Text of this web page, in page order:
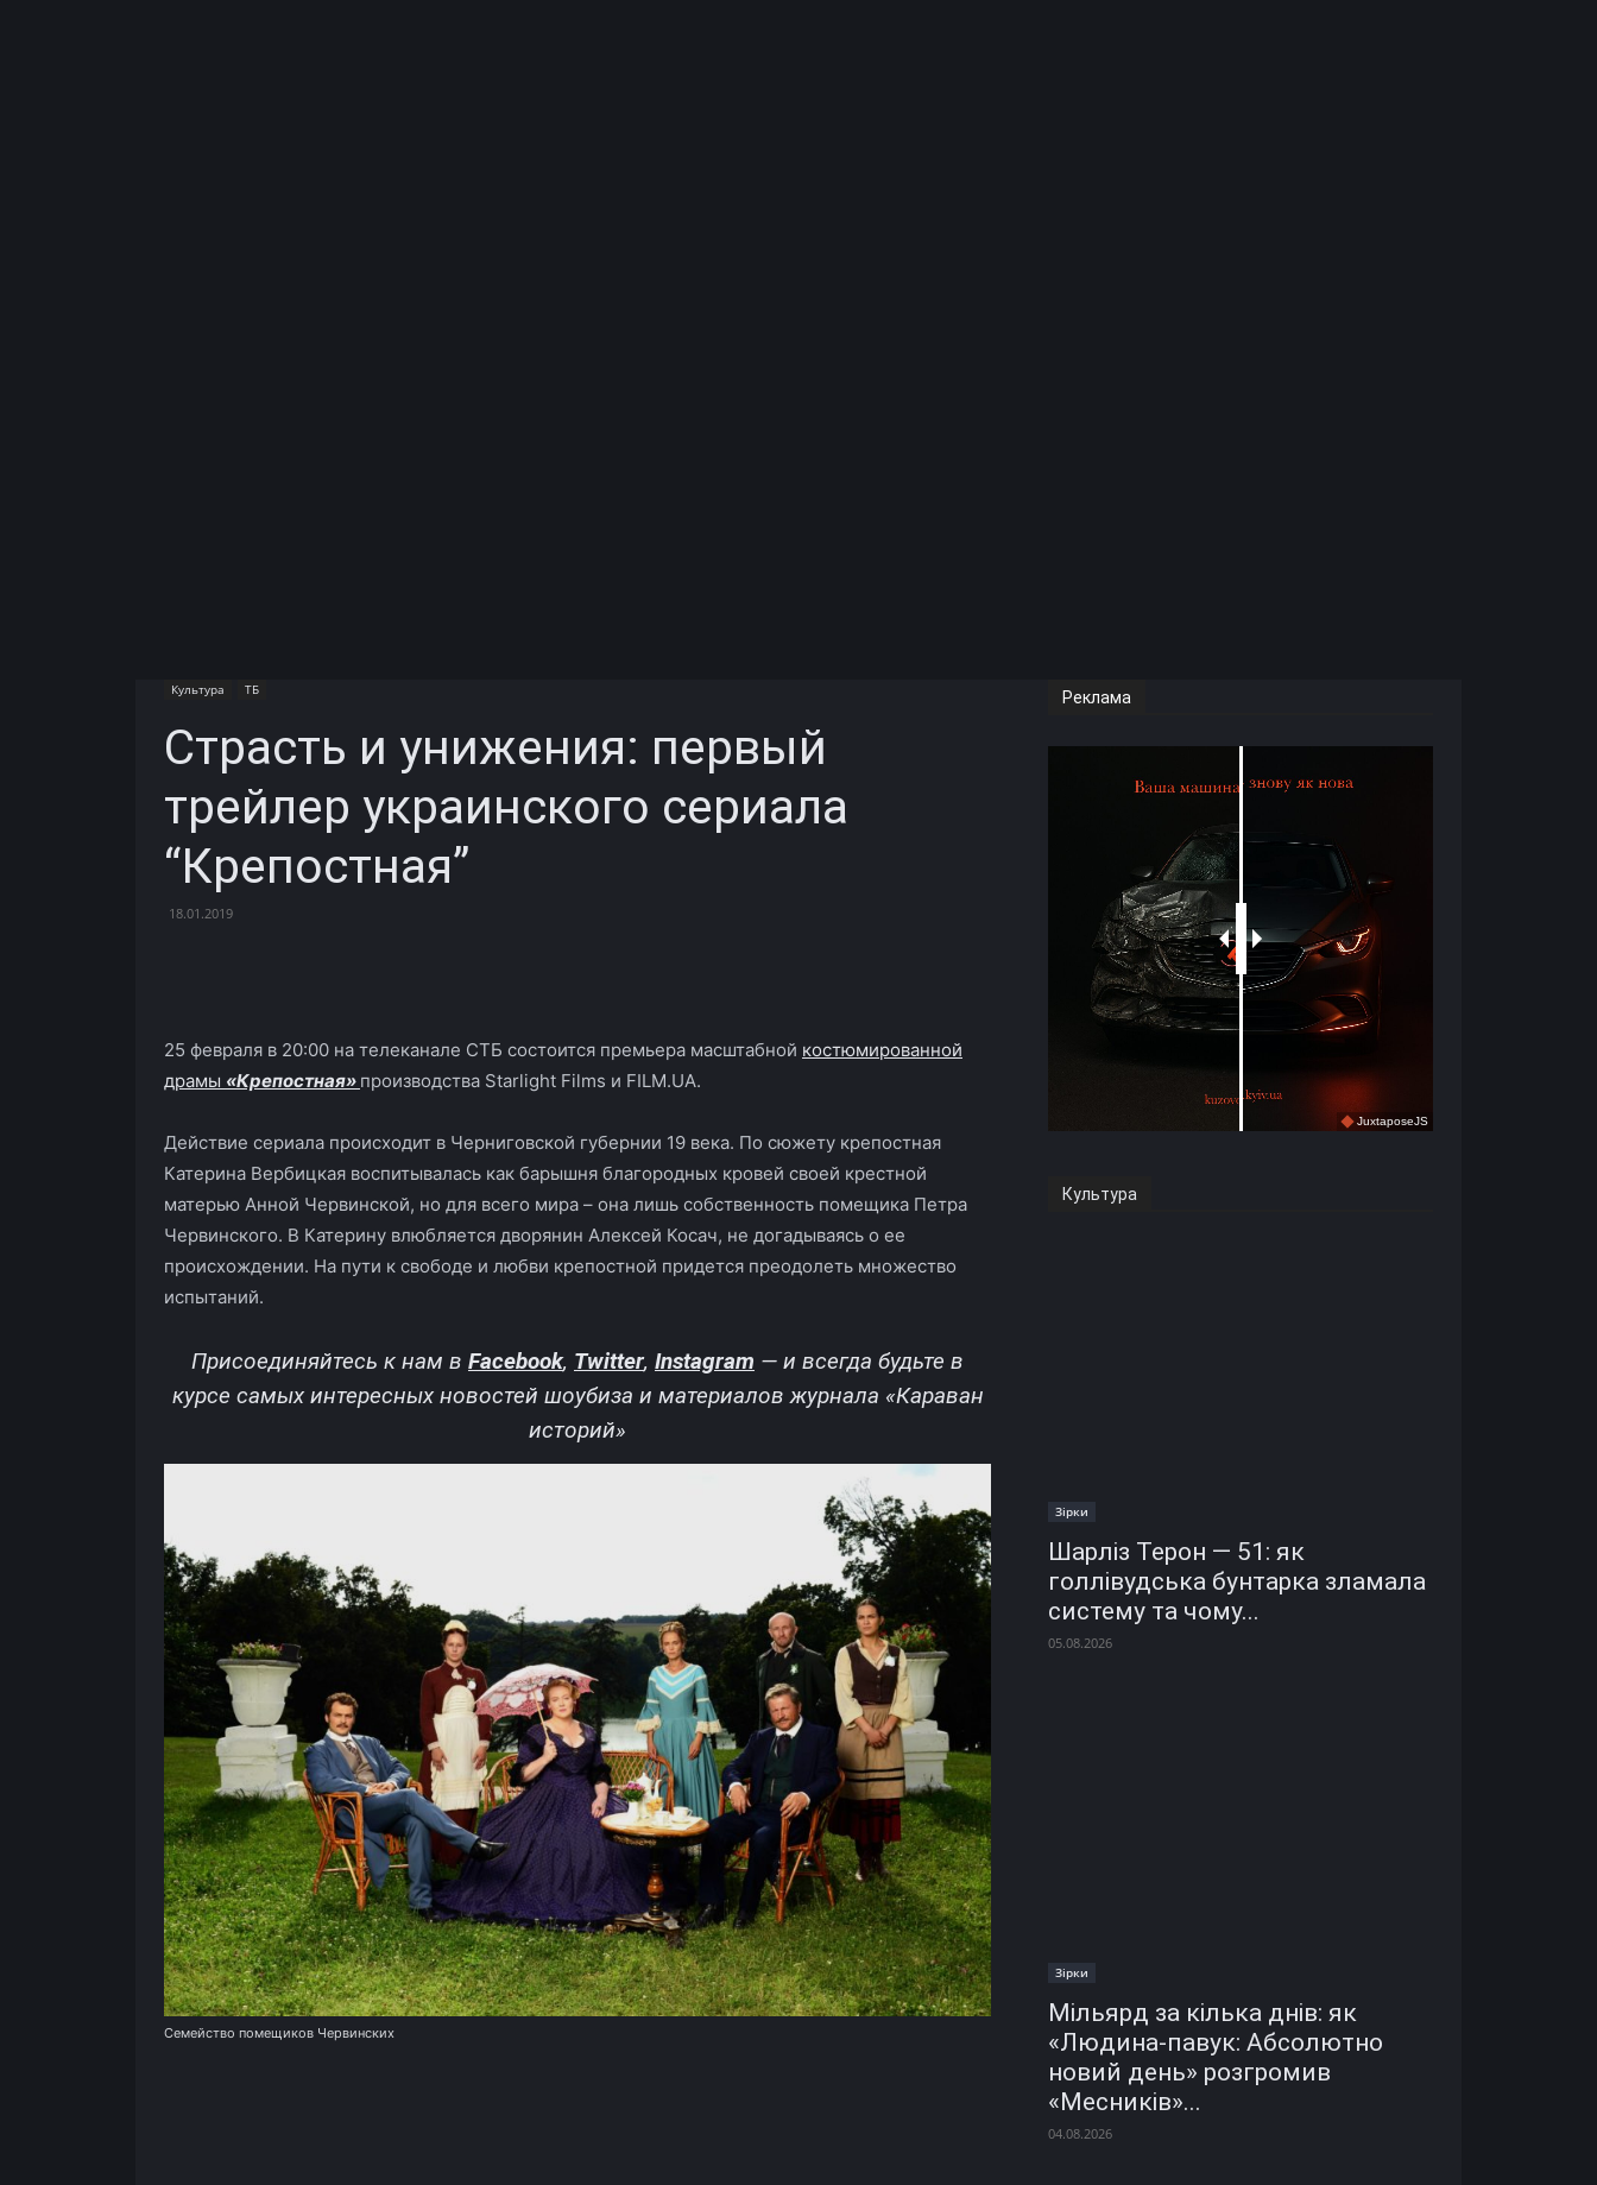
Культура ТБ
Страсть и унижения: первый
трейлер украинского сериала
“Крепостная”
18.01.2019
25 февраля в 20:00 на телеканале СТБ состоится премьера масштабной костюмированной
драмы «Крепостная» производства Starlight Films и FILM.UA.
Действие сериала происходит в Черниговской губернии 19 века. По сюжету крепостная
Катерина Вербицкая воспитывалась как барышня благородных кровей своей крестной
матерью Анной Червинской, но для всего мира – она лишь собственность помещика Петра
Червинского. В Катерину влюбляется дворянин Алексей Косач, не догадываясь о ее
происхождении. На пути к свободе и любви крепостной придется преодолеть множество
испытаний.
Присоединяйтесь к нам в Facebook, Twitter, Instagram — и всегда будьте в
курсе самых интересных новостей шоубиза и материалов журнала «Караван
историй»
Семейство помещиков Червинских
Реклама
Культура
Зірки
Шарліз Терон — 51: як
голлівудська бунтарка зламала
систему та чому...
05.08.2026
Зірки
Мільярд за кілька днів: як
«Людина-павук: Абсолютно
новий день» розгромив
«Месників»...
04.08.2026